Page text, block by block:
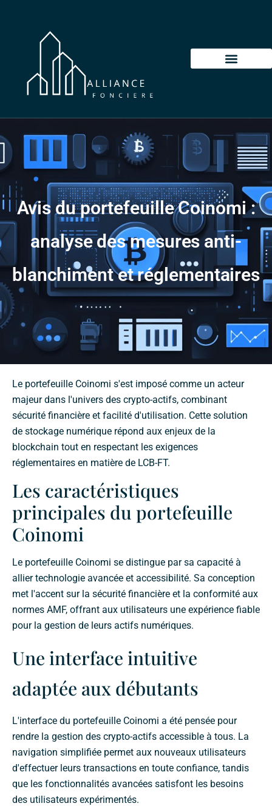
Avis du portefeuille Coinomi :
analyse des mesures anti-
blanchiment et réglementaires
Le portefeuille Coinomi s'est imposé comme un acteur
majeur dans l'univers des crypto-actifs, combinant
sécurité financière et facilité d'utilisation. Cette solution
de stockage numérique répond aux enjeux de la
blockchain tout en respectant les exigences
réglementaires en matière de LCB-FT.
Les caractéristiques
principales du portefeuille
Coinomi
Le portefeuille Coinomi se distingue par sa capacité à
allier technologie avancée et accessibilité. Sa conception
met l'accent sur la sécurité financière et la conformité aux
normes AMF, offrant aux utilisateurs une expérience fiable
pour la gestion de leurs actifs numériques.
Une interface intuitive
adaptée aux débutants
L'interface du portefeuille Coinomi a été pensée pour
rendre la gestion des crypto-actifs accessible à tous. La
navigation simplifiée permet aux nouveaux utilisateurs
d'effectuer leurs transactions en toute confiance, tandis
que les fonctionnalités avancées satisfont les besoins
des utilisateurs expérimentés.